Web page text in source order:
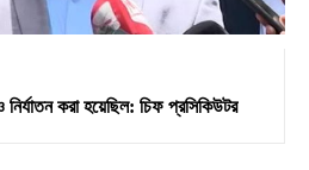
করা হয়েছিল: চিফ প্রসিকিউটর